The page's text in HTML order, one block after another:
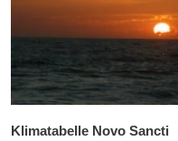
Klimatabelle Novo Sancti